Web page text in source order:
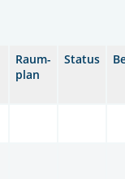
Raum-
plan
Status